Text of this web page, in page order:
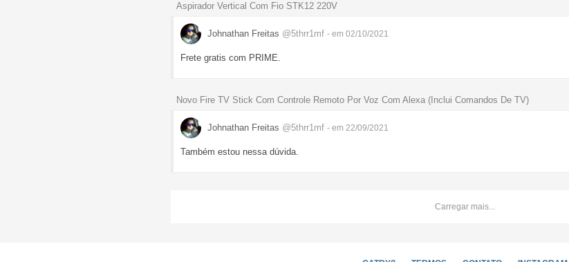
Aspirador Vertical Com Fio STK12 220V
Johnathan Freitas @5thrr1mf - em 02/10/2021
Frete gratis com PRIME.
Novo Fire TV Stick Com Controle Remoto Por Voz Com Alexa (Inclui Comandos De TV)
Johnathan Freitas @5thrr1mf - em 22/09/2021
Também estou nessa dúvida.
Carregar mais...